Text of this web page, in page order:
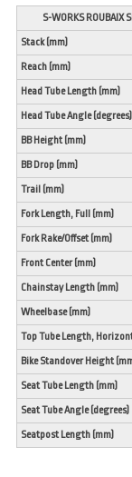
S-WORKS ROUBAIX
Stack (mm)
Reach (mm)
Head Tube Length (mm)
Head Tube Angle (degrees)
BB Height (mm)
BB Drop (mm)
Trail (mm)
Fork Length, Full (mm)
Fork Rake/Offset (mm)
Front Center (mm)
Chainstay Length (mm)
Wheelbase (mm)
Top Tube Length,
Bike Standover Height
Seat Tube Length (mm)
Seat Tube Angle (degrees)
Seatpost Length (mm)